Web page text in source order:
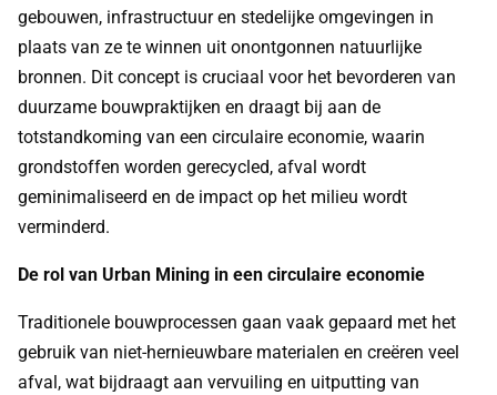
gebouwen, infrastructuur en stedelijke omgevingen in
plaats van ze te winnen uit onontgonnen natuurlijke
bronnen. Dit concept is cruciaal voor het bevorderen van
duurzame bouwpraktijken en draagt bij aan de
totstandkoming van een circulaire economie, waarin
grondstoffen worden gerecycled, afval wordt
geminimaliseerd en de impact op het milieu wordt
verminderd.
De rol van Urban Mining in een circulaire economie
Traditionele bouwprocessen gaan vaak gepaard met het
gebruik van niet-hernieuwbare materialen en creëren veel
afval, wat bijdraagt aan vervuiling en uitputting van